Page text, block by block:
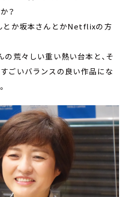
？
とか坂本さんとかNetflixの方
の荒々しい重い熱い台本と、そ
ごいバランスの良い作品にな